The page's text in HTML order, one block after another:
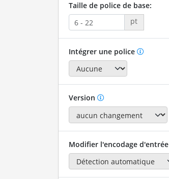
Taille de police de base:
pt
Intégrer une police
Version
Modifier l'encodage d'entrée